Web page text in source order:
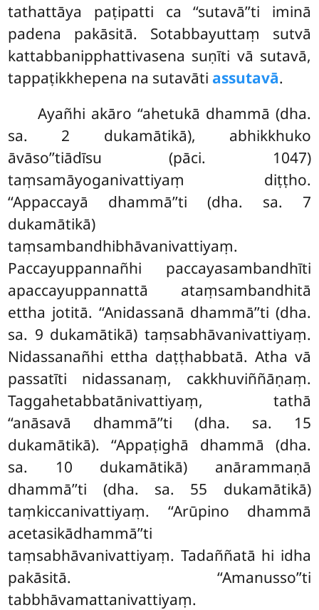
tathattāya paṭipatti ca ‘‘sutavā’’ti iminā
padena pakāsitā. Sotabbayuttaṃ sutvā
kattabbanipphattivasena suṇīti vā sutavā,
tappaṭikkhepena na sutavāti assutavā.
Ayañhi akāro ‘‘ahetukā dhammā (dha.
sa. 2 dukamātikā), abhikkhuko
āvāso’’tiādīsu (pāci. 1047)
taṃsamāyoganivattiyaṃ diṭṭho.
‘‘Appaccayā dhammā’’ti (dha. sa. 7
dukamātikā)
taṃsambandhibhāvanivattiyaṃ.
Paccayuppannañhi paccayasambandhīti
apaccayuppannattā ataṃsambandhitā
ettha jotitā. ‘‘Anidassanā dhammā’’ti (dha.
sa. 9 dukamātikā) taṃsabhāvanivattiyaṃ.
Nidassanañhi ettha daṭṭhabbatā. Atha vā
passatīti nidassanaṃ, cakkhuviññāṇaṃ.
Taggahetabbatānivattiyaṃ, tathā
‘‘anāsavā dhammā’’ti (dha. sa. 15
dukamātikā). ‘‘Appaṭighā dhammā (dha.
sa. 10 dukamātikā) anārammaṇā
dhammā’’ti (dha. sa. 55 dukamātikā)
taṃkiccanivattiyaṃ. ‘‘Arūpino dhammā
acetasikādhammā’’ti
taṃsabhāvanivattiyaṃ. Tadaññatā hi idha
pakāsitā. ‘‘Amanusso’’ti
tabbhāvamattanivattiyaṃ.